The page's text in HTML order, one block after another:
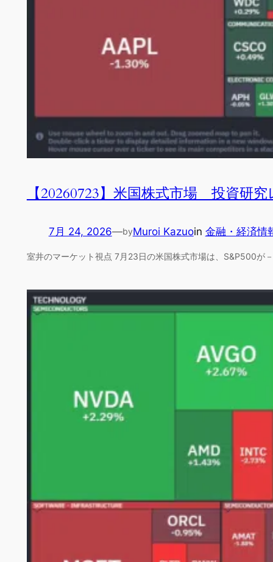
【20260723】米国株式市場 投資研
7月 24, 2026—byMuroi Kazuoin 金融・経済情
室井のマーケット視点 7月23日の米国株式市場は、S&P500が